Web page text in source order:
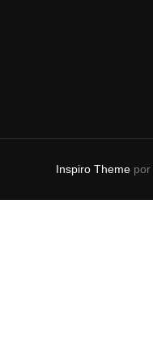
Inspiro Theme por